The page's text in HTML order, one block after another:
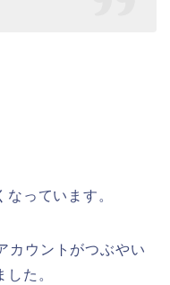
っています。
カウントがつぶやい
た。